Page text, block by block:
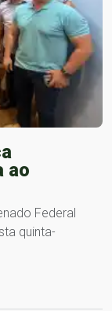
ao
Federal
quinta-